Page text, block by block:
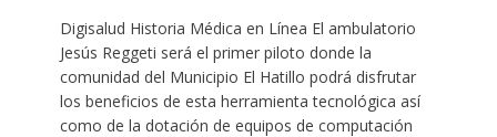
Digisalud Historia Médica en Línea El ambulatorio
Jesús Reggeti será el primer piloto donde la
comunidad del Municipio El Hatillo podrá disfrutar
los beneficios de esta herramienta tecnológica así
como de la dotación de equipos de computación